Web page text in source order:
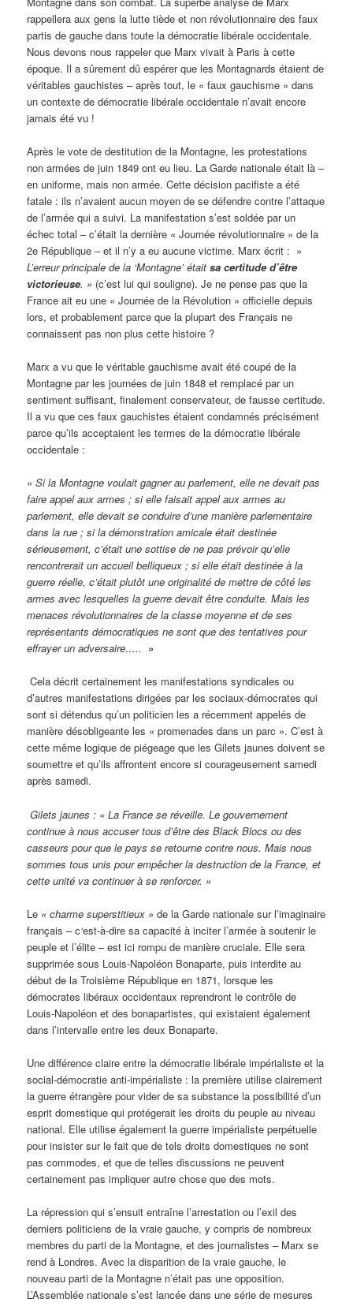
rappellera aux gens la lutte tiède et non révolutionnaire des faux
partis de gauche dans toute la démocratie libérale occidentale.
Nous devons nous rappeler que Marx vivait à Paris à cette
époque. Il a sûrement dû espérer que les Montagnards étaient de
véritables gauchistes – après tout, le « faux gauchisme » dans
un contexte de démocratie libérale occidentale n’avait encore
jamais été vu !
Après le vote de destitution de la Montagne, les protestations
non armées de juin 1849 ont eu lieu. La Garde nationale était là –
en uniforme, mais non armée. Cette décision pacifiste a été
fatale : ils n’avaient aucun moyen de se défendre contre l’attaque
de l’armée qui a suivi. La manifestation s’est soldée par un
échec total – c’était la dernière « Journée révolutionnaire » de la
2e République – et il n’y a eu aucune victime. Marx écrit : »
L’erreur principale de la ‘Montagne’ étaitsa certitude d’être
victorieuse. » (c’est lui qui souligne). Je ne pense pas que la
France ait eu une « Journée de la Révolution » officielle depuis
lors, et probablement parce que la plupart des Français ne
connaissent pas non plus cette histoire ?
Marx a vu que le véritable gauchisme avait été coupé de la
Montagne par les journées de juin 1848 et remplacé par un
sentiment suffisant, finalement conservateur, de fausse certitude.
Il a vu que ces faux gauchistes étaient condamnés précisément
parce qu’ils acceptaient les termes de la démocratie libérale
occidentale :
« Si la Montagne voulait gagner au parlement, elle ne devait pas
faire appel aux armes ; si elle faisait appel aux armes au
parlement, elle devait se conduire d’une manière parlementaire
dans la rue ; si la démonstration amicale était destinée
sérieusement, c’était une sottise de ne pas prévoir qu’elle
rencontrerait un accueil belliqueux ; si elle était destinée à la
guerre réelle, c’était plutôt une originalité de mettre de côté les
armes avec lesquelles la guerre devait être conduite. Mais les
menaces révolutionnaires de la classe moyenne et de ses
représentants démocratiques ne sont que des tentatives pour
effrayer un adversaire….. »
Cela décrit certainement les manifestations syndicales ou
d’autres manifestations dirigées par les sociaux-démocrates qui
sont si détendus qu’un politicien les a récemment appelés de
manière désobligeante les « promenades dans un parc ». C’est à
cette même logique de piégeage que les Gilets jaunes doivent se
soumettre et qu’ils affrontent encore si courageusement samedi
après samedi.
Gilets jaunes : « La France se réveille. Le gouvernement
continue à nous accuser tous d’être des Black Blocs ou des
casseurs pour que le pays se retourne contre nous. Mais nous
sommes tous unis pour empêcher la destruction de la France, et
cette unité va continuer à se renforcer. »
Le « charme superstitieux »de la Garde nationale sur l’imaginaire
français–c‘est-à-dire sa capacité à inciter l’armée à soutenir le
peuple et l’élite – est ici rompu de manière cruciale. Elle sera
supprimée sous Louis-Napoléon Bonaparte, puis interdite au
début de la Troisième République en 1871, lorsque les
démocrates libéraux occidentaux reprendront le contrôle de
Louis-Napoléon et des bonapartistes, qui existaient également
dans l’intervalle entre les deux Bonaparte.
Une différence claire entre la démocratie libérale impérialiste et la
social-démocratie anti-impérialiste : la première utilise clairement
la guerre étrangère pour vider de sa substance la possibilité d’un
esprit domestique qui protégerait les droits du peuple au niveau
national. Elle utilise également la guerre impérialiste perpétuelle
pour insister sur le fait que de tels droits domestiques ne sont
pas commodes, et que de telles discussions ne peuvent
certainement pas impliquer autre chose que des mots.
La répression qui s’ensuit entraîne l’arrestation ou l’exil des
derniers politiciens de la vraie gauche, y compris de nombreux
membres du parti de la Montagne, et des journalistes – Marx se
rend à Londres. Avec la disparition de la vraie gauche, le
nouveau parti de la Montagne n’était pas une opposition.
L’Assemblée nationale s’est lancée dans une série de mesures